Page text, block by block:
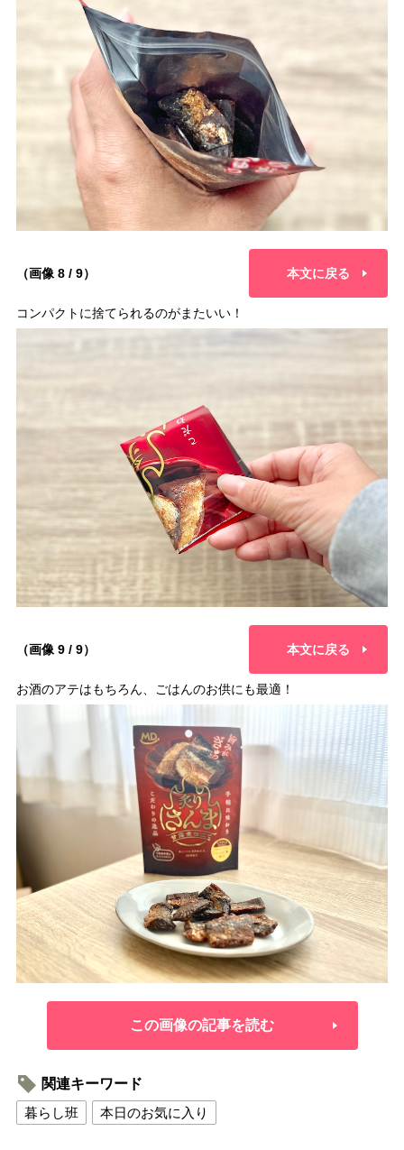
（画像 8 / 9） 本文に戻る
コンパクトに捨てられるのがまたいい！
（画像 9 / 9） 本文に戻る
お酒のアテはもちろん、ごはんのお供にも最適！
この画像の記事を読む
関連キーワード
暮らし班
本日のお気に入り